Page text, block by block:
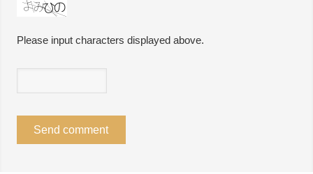
Please input characters displayed above.